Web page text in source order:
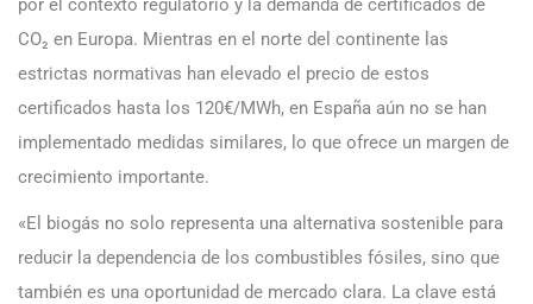
por el contexto regulatorio y la demanda de certificados de
CO₂ en Europa. Mientras en el norte del continente las
estrictas normativas han elevado el precio de estos
certificados hasta los 120€/MWh, en España aún no se han
implementado medidas similares, lo que ofrece un margen de
crecimiento importante.
«El biogás no solo representa una alternativa sostenible para
reducir la dependencia de los combustibles fósiles, sino que
también es una oportunidad de mercado clara. La clave está